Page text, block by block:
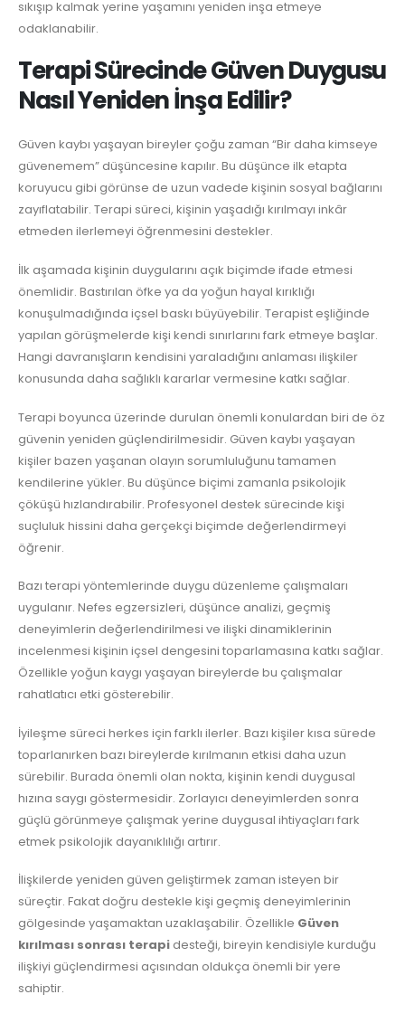
sıkışıp kalmak yerine yaşamını yeniden inşa etmeye
odaklanabilir.
Terapi Sürecinde Güven Duygusu
Nasıl Yeniden İnşa Edilir?
Güven kaybı yaşayan bireyler çoğu zaman “Bir daha kimseye
güvenemem” düşüncesine kapılır. Bu düşünce ilk etapta
koruyucu gibi görünse de uzun vadede kişinin sosyal bağlarını
zayıflatabilir. Terapi süreci, kişinin yaşadığı kırılmayı inkâr
etmeden ilerlemeyi öğrenmesini destekler.
İlk aşamada kişinin duygularını açık biçimde ifade etmesi
önemlidir. Bastırılan öfke ya da yoğun hayal kırıklığı
konuşulmadığında içsel baskı büyüyebilir. Terapist eşliğinde
yapılan görüşmelerde kişi kendi sınırlarını fark etmeye başlar.
Hangi davranışların kendisini yaraladığını anlaması ilişkiler
konusunda daha sağlıklı kararlar vermesine katkı sağlar.
Terapi boyunca üzerinde durulan önemli konulardan biri de öz
güvenin yeniden güçlendirilmesidir. Güven kaybı yaşayan
kişiler bazen yaşanan olayın sorumluluğunu tamamen
kendilerine yükler. Bu düşünce biçimi zamanla psikolojik
çöküşü hızlandırabilir. Profesyonel destek sürecinde kişi
suçluluk hissini daha gerçekçi biçimde değerlendirmeyi
öğrenir.
Bazı terapi yöntemlerinde duygu düzenleme çalışmaları
uygulanır. Nefes egzersizleri, düşünce analizi, geçmiş
deneyimlerin değerlendirilmesi ve ilişki dinamiklerinin
incelenmesi kişinin içsel dengesini toparlamasına katkı sağlar.
Özellikle yoğun kaygı yaşayan bireylerde bu çalışmalar
rahatlatıcı etki gösterebilir.
İyileşme süreci herkes için farklı ilerler. Bazı kişiler kısa sürede
toparlanırken bazı bireylerde kırılmanın etkisi daha uzun
sürebilir. Burada önemli olan nokta, kişinin kendi duygusal
hızına saygı göstermesidir. Zorlayıcı deneyimlerden sonra
güçlü görünmeye çalışmak yerine duygusal ihtiyaçları fark
etmek psikolojik dayanıklılığı artırır.
İlişkilerde yeniden güven geliştirmek zaman isteyen bir
süreçtir. Fakat doğru destekle kişi geçmiş deneyimlerinin
gölgesinde yaşamaktan uzaklaşabilir. Özellikle Güven
kırılması sonrası terapi desteği, bireyin kendisiyle kurduğu
ilişkiyi güçlendirmesi açısından oldukça önemli bir yere
sahiptir.